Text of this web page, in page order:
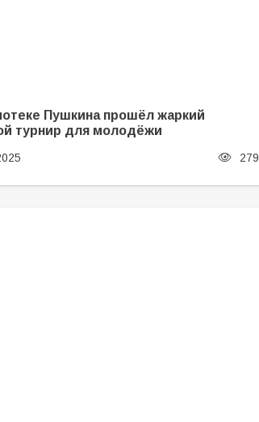
Пушкина прошёл жаркий
турнир для молодёжи
279